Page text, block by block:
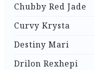
Chubby Red Jade
Curvy Krysta
Destiny Mari
Drilon Rexhepi